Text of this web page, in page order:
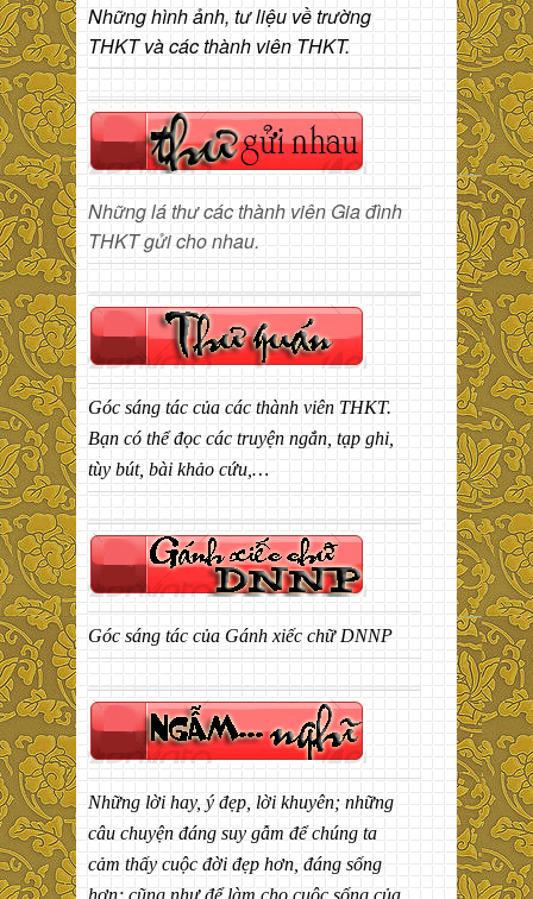
Những hình ảnh, tư liệu về trường
THKT và các thành viên THKT.
Những lá thư các thành viên Gia đình
THKT gửi cho nhau.
Góc sáng tác của các thành viên THKT.
Bạn có thể đọc các truyện ngắn, tạp ghi,
tùy bút, bài khảo cứu,…
Góc sáng tác của Gánh xiếc chữ DNNP
Những lời hay, ý đẹp, lời khuyên; những
câu chuyện đáng suy gẫm để chúng ta
cảm thấy cuộc đời đẹp hơn, đáng sống
hơn; cũng như để làm cho cuộc sống của